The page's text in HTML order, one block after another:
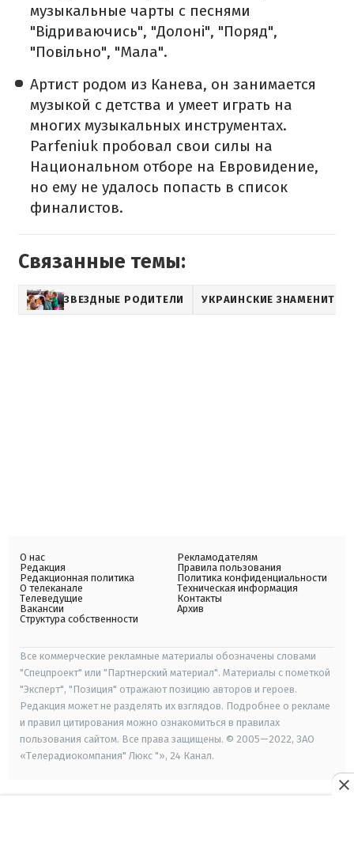
музыкальные чарты с песнями
"Відриваючись", "Долоні", "Поряд",
"Повільно", "Мала".
Артист родом из Канева, он занимается
музыкой с детства и умеет играть на
многих музыкальных инструментах.
Parfeniuk пробовал свои силы на
Национальном отборе на Евровидение,
но ему не удалось попасть в список
финалистов.
Связанные темы:
ЗВЕЗДНЫЕ РОДИТЕЛИ УКРАИНСКИЕ
О нас
Редакция
Редакционная политика
О телеканале
Телеведущие
Вакансии
Структура собственности
Рекламодателям
Правила пользования
Политика конфиденциальности
Техническая информация
Контакты
Архив
Все коммерческие рекламные материалы обозначены словами
"Спецпроект" или "Партнерский материал". Материалы с пометкой
"Эксперт", "Позиция" отражают позицию авторов и героев.
Редакция может не разделять их взглядов. Подробнее о рекламе
и правил цитирования можно ознакомиться в правилах
пользования сайтом. Все права защищены. © 2005—2022, ЗАО
«Телерадиокомпания" Люкс "», 24 Канал.